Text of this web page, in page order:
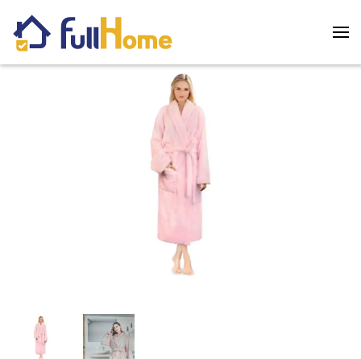
Skip to main content